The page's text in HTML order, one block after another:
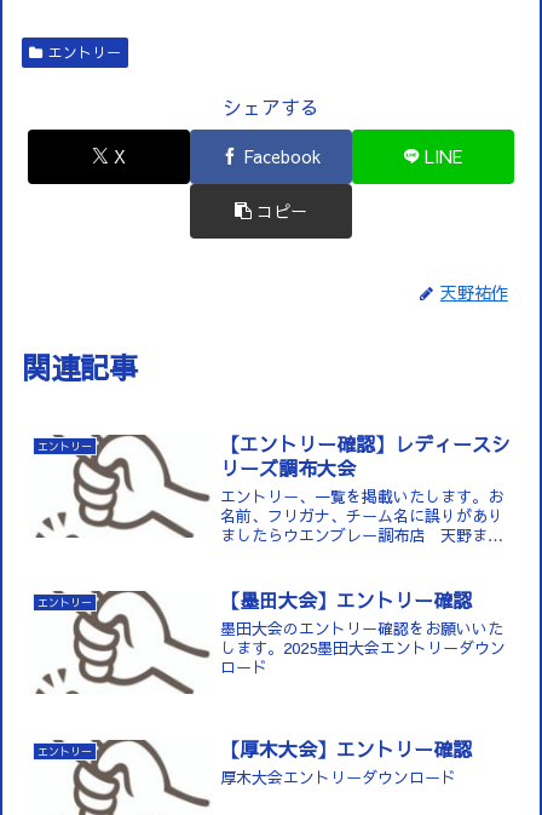
エントリー
シェアする
X Facebook LINE
コピー
天野祐作
関連記事
エントリー
【エントリー確認】レディースシ
リーズ調布大会
エントリー、一覧を掲載いたします。お
名前、フリガナ、チーム名に誤りがあり
ましたらウエンブレー調布店 天野まで
エントリー 【墨田大会】エントリー確認
墨田大会のエントリー確認をお願いいた
します。2025墨田大会エントリーダウン
ロード
エントリー 【厚木大会】エントリー確認
厚木大会エントリーダウンロード